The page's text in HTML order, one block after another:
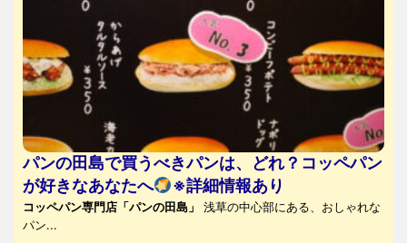
パンの田島で買うべきパンは、どれ？コッペパン
が好きなあなたへ
※詳細情報あり
コッペパン専門店「パンの田島」
浅草の中心部にある、おしゃれな
パン...